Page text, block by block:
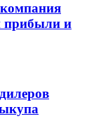
прибыли и